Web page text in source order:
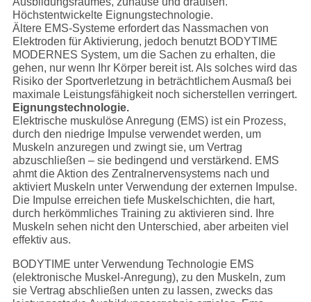
Höchstentwickelte Eignungstechnologie.
Ältere EMS-Systeme erfordert das Nassmachen von
Elektroden für Aktivierung, jedoch benutzt BODYTIME
MODERNES System, um die Sachen zu erhalten, die
gehen, nur wenn Ihr Körper bereit ist. Als solches wird das
Risiko der Sportverletzung in beträchtlichem Ausmaß bei
maximale Leistungsfähigkeit noch sicherstellen verringert.
Eignungstechnologie.
Elektrische muskulöse Anregung (EMS) ist ein Prozess,
durch den niedrige Impulse verwendet werden, um
Muskeln anzuregen und zwingt sie, um Vertrag
abzuschließen – sie bedingend und verstärkend. EMS
ahmt die Aktion des Zentralnervensystems nach und
aktiviert Muskeln unter Verwendung der externen Impulse.
Die Impulse erreichen tiefe Muskelschichten, die hart,
durch herkömmliches Training zu aktivieren sind. Ihre
Muskeln sehen nicht den Unterschied, aber arbeiten viel
effektiv aus.
BODYTIME unter Verwendung Technologie EMS
(elektronische Muskel-Anregung), zu den Muskeln, zum
sie Vertrag abschließen unten zu lassen, zwecks das